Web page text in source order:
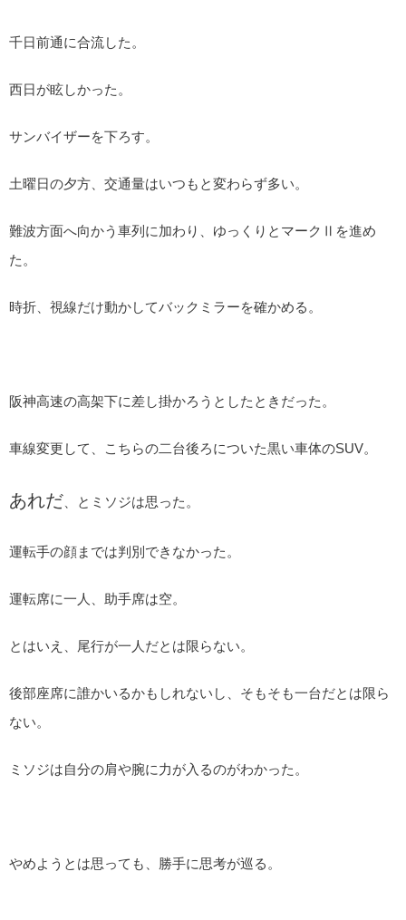
千日前通に合流した。
西日が眩しかった。
サンバイザーを下ろす。
土曜日の夕方、交通量はいつもと変わらず多い。
難波方面へ向かう車列に加わり、ゆっくりとマークⅡを進め
た。
時折、視線だけ動かしてバックミラーを確かめる。
阪神高速の高架下に差し掛かろうとしたときだった。
車線変更して、こちらの二台後ろについた黒い車体のSUV。
あれだ 、とミソジは思った。
運転手の顔までは判別できなかった。
運転席に一人、助手席は空。
とはいえ、尾行が一人だとは限らない。
後部座席に誰かいるかもしれないし、そもそも一台だとは限ら
ない。
ミソジは自分の肩や腕に力が入るのがわかった。
やめようとは思っても、勝手に思考が巡る。